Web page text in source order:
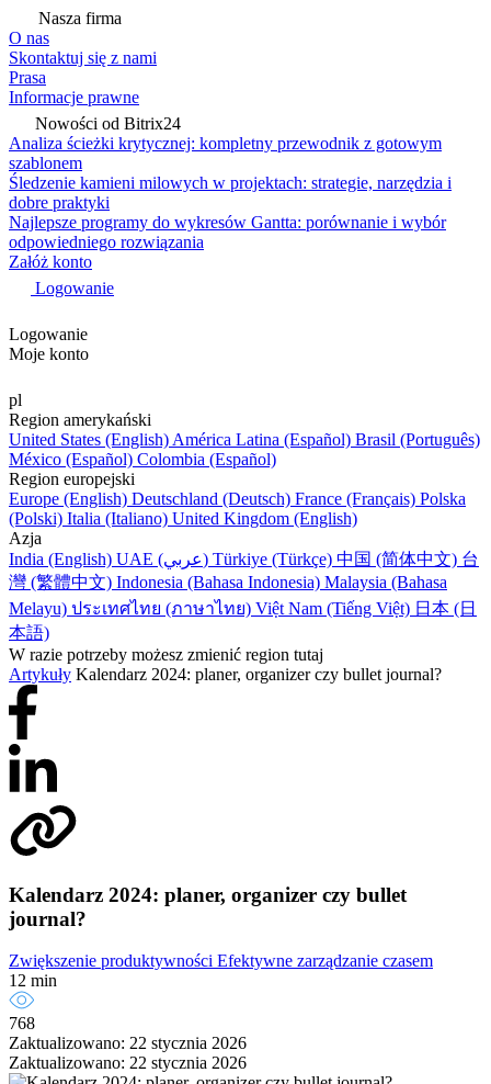
Nasza firma
O nas
Skontaktuj się z nami
Prasa
Informacje prawne
Nowości od Bitrix24
Analiza ścieżki krytycznej: kompletny przewodnik z gotowym
szablonem
Śledzenie kamieni milowych w projektach: strategie, narzędzia i
dobre praktyki
Najlepsze programy do wykresów Gantta: porównanie i wybór
odpowiedniego rozwiązania
Załóż konto
Logowanie
Logowanie
Moje konto
pl
Region amerykański
United States (English) América Latina (Español) Brasil (Português)
México (Español) Colombia (Español)
Region europejski
Europe (English) Deutschland (Deutsch) France (Français) Polska
(Polski) Italia (Italiano) United Kingdom (English)
Azja
India (English)
UAE (عربي) Türkiye (Türkçe) 中国 (简体中文) 台
灣 (繁體中文) Indonesia (Bahasa Indonesia) Malaysia (Bahasa
Melayu) ประเทศไทย (ภาษาไทย) Việt Nam (Tiếng Việt) 日本 (日
本語)
W razie potrzeby możesz zmienić region tutaj
Artykuły Kalendarz 2024: planer, organizer czy bullet journal?
Kalendarz 2024: planer, organizer czy bullet
journal?
Zwiększenie produktywności Efektywne zarządzanie czasem
12 min
768
Zaktualizowano: 22 stycznia 2026
Zaktualizowano: 22 stycznia 2026